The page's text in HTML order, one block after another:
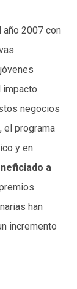
año 2007 con
impacto
negocios
el programa
y en
a
han
incremento